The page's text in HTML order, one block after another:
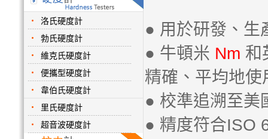
洛氏硬度計
勃氏硬度計
維克氏硬度計
便攜型硬度計
韋伯氏硬度計
里氏硬度計
超音波硬度計
● 用於研發、生
● 牛頓米 Nm 和
精確、平均地使
● 校準追溯至美
● 精度符合ISO